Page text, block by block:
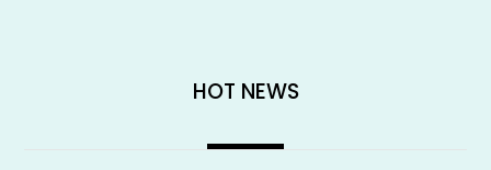
HOT NEWS